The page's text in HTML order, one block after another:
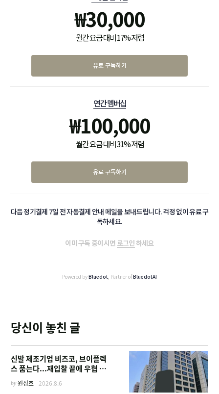
₩30,000
월간 요금 대비 17% 저렴
유료 구독하기
연간 멤버십
₩100,000
월간 요금 대비 31% 저렴
유료 구독하기
다음 정기결제 7일 전 자동결제 안내 메일을 보내드립니다. 걱정 없이 유료 구
독하세요.
이미 구독 중이시면 로그인하세요
Powered byBluedot , Partner ofBluedotAI
당신이 놓친 글
신발 제조기업 비즈코, 브이플렉
스 품는다...재입찰 끝에 우협 선
by원정호 2026.8.6